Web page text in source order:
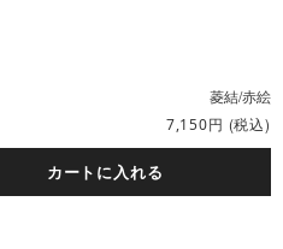
菱結/赤絵
7,150円 (税込)
カートに入れる